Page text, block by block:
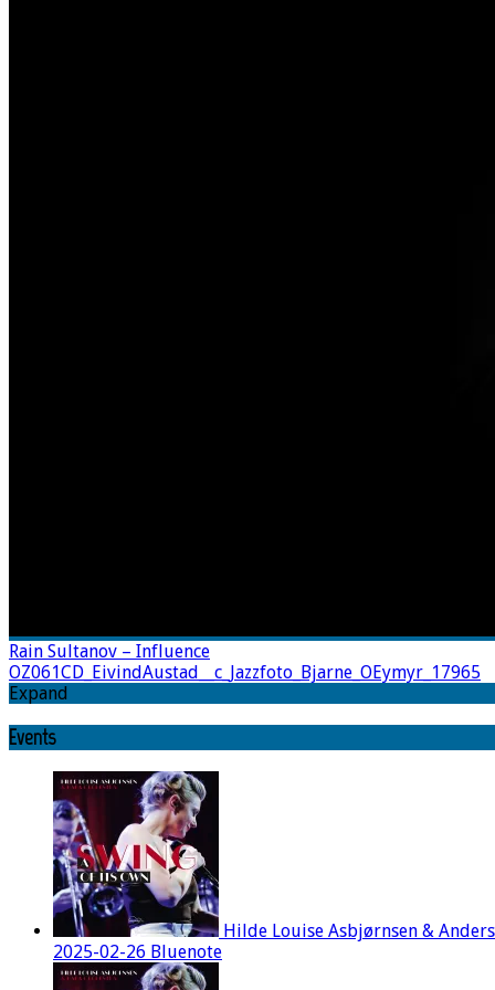
Rain Sultanov – Influence
OZ061CD_EivindAustad__c_Jazzfoto_Bjarne_OEymyr_17965
Expand
Events
Hilde Louise Asbjørnsen &
2025-02-26 Bluenote